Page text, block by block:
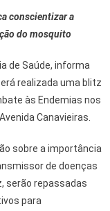
conscientizar a
do mosquito
de Saúde, informa
realizada uma blitz
às Endemias nos
Canavieiras.
sobre a importância
de doenças
serão repassadas
para